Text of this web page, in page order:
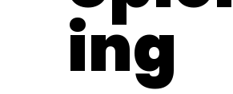
ing